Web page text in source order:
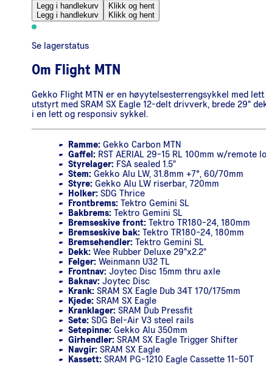
Legg i handlekurv
Legg i handlekurv
Klikk og hent
Klikk og hent
Se lagerstatus
Om Flight MTN
Gekko Flight MTN er en høyytelsesterrengsykkel med
utstyrt med SRAM SX Eagle 12-delt drivverk, brede 29"
i en lett og responsiv sykkel.
Ramme: Gekko Carbon MTN
Gaffel: RST AERIAL 29-15 RL 100mm w/remote
Styrelager: FSA sealed 1.5"
Stem: Gekko Alu LW, 31.8mm +7°, 60/70mm
Styre: Gekko Alu LW riserbar, 720mm
Holker: SDG Thrice
Frontbrems: Tektro Gemini SL
Bakbrems: Tektro Gemini SL
Bremseskive front: Tektro TR180-24, 180mm
Bremseskive bak: Tektro TR180-24, 180mm
Bremsehendler: Tektro Gemini SL
Dekk: Wee Rubber Deluxe 29"x2.2"
Felger: Weinmann U32 TL
Frontnav: Joytec Disc 15mm thru axle
Baknav: Joytec Disc
Krank: SRAM SX Eagle Dub 34T 170/175mm
Kjede: SRAM SX Eagle
Kranklager: SRAM Dub Pressfit
Sete: SDG Bel-Air V3 steel rails
Setepinne: Gekko Alu 350mm
Girhendler: SRAM SX Eagle Trigger Shifter
Navgir: SRAM SX Eagle
Kassett: SRAM PG-1210 Eagle Cassette 11-50T